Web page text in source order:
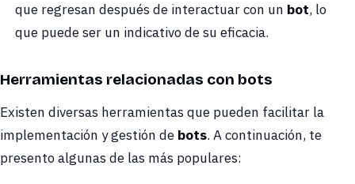
que regresan después de interactuar con un bot, lo
que puede ser un indicativo de su eficacia.
Herramientas relacionadas con bots
Existen diversas herramientas que pueden facilitar la
implementación y gestión de bots. A continuación, te
presento algunas de las más populares: